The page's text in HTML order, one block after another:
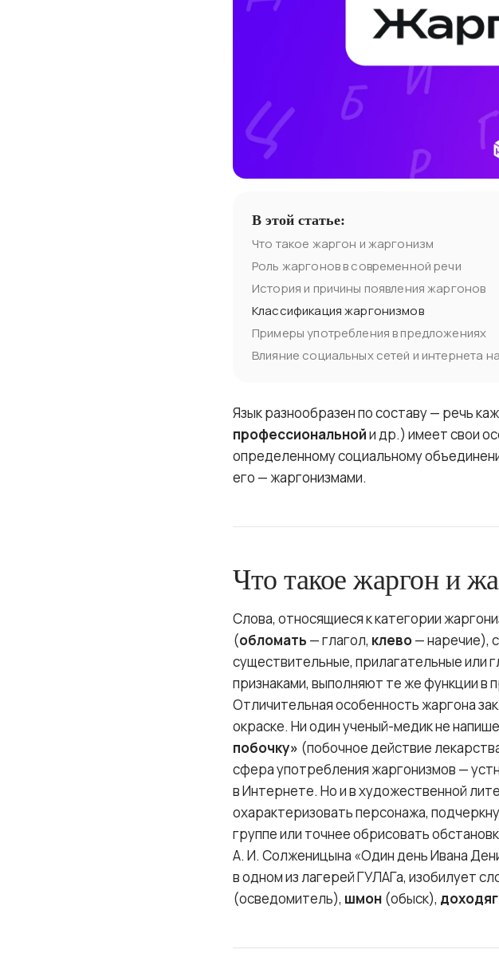
В этой статье:
Что такое жаргон и жаргонизм
Роль жаргонов в современной речи
История и причины появления жаргонов
Классификация жаргонизмов
Примеры употребления в предложениях
Влияние социальных сетей и интернета
Язык разнообразен по составу — речь
профессиональнойи др.) имеет свои
определенному социальному
его — жаргонизмами.
Что такое жаргон и
Слова, относящиеся к категории
(обломать — глагол, клево— наречие),
существительные, прилагательные или
признаками, выполняют те же функции в
Отличительная особенность жаргона
окраске. Ни один ученый-медик не
побочку» (побочное действие
сфера употребления жаргонизмов —
в Интернете. Но и в художественной
охарактеризовать персонажа,
группе или точнее обрисовать
А. И. Солженицына «Один день Ивана
в одном из лагерей ГУЛАГа, изобилует
(осведомитель), шмон (обыск),